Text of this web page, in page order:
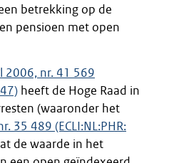
betrekking op de
pensioen met open
2006, nr. 41 569
heeft de Hoge Raad in
(waaronder het
35 489 (ECLI:NL:PHR:
de waarde in het